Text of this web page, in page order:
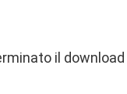
il download